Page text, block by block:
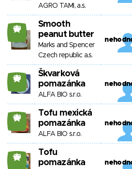
AGRO TAMI, a.s.
23
Smooth
peanut butter
Marks and Spencer
Czech republic a.s.
23
Škvarková
pomazánka
ALFA BIO s.r.o.
23
Tofu mexická
pomazánka
ALFA BIO s.r.o.
23
Tofu
pomazánka